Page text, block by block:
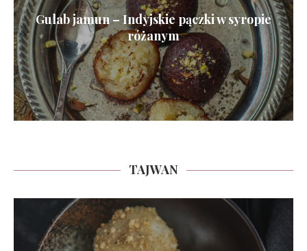
Gulab jamun – Indyjskie pączki w syropie
różanym
TAJWAN